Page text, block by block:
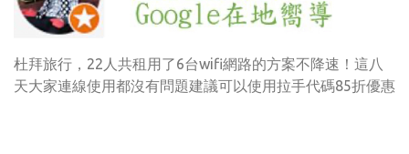
杜拜旅行，22人共租用了6台wifi網路的方案不降速！這八
天大家連線使用都沒有問題建議可以使用拉手代碼85折優惠